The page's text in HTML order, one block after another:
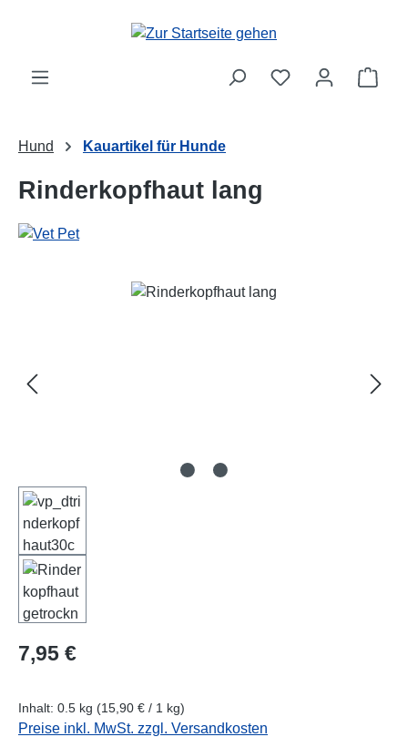
Zum Hauptinhalt springen
Hund Kauartikel für Hunde
Rinderkopfhaut lang
Bildergalerie überspringen
Regulärer Preis:
7,95 €
Inhalt: 0.5 kg (15,90 € / 1 kg)
Preise inkl. MwSt. zzgl. Versandkosten